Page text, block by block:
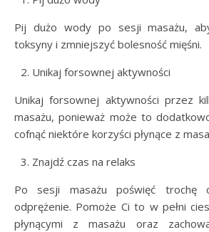
Pij dużo wody po sesji masażu,
toksyny i zmniejszyć bolesność mięśni.
Unikaj forsownej aktywności
Unikaj forsownej aktywności przez
masażu, ponieważ może to
cofnąć niektóre korzyści płynące z
Znajdź czas na relaks
Po sesji masażu poświęć trochę
odprężenie. Pomoże Ci to w pełni
płynącymi z masażu oraz